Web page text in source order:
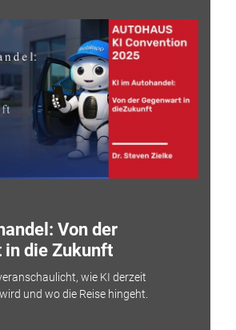
Von der
in die Zukunft
wie KI derzeit
und wo die Reise hingeht.